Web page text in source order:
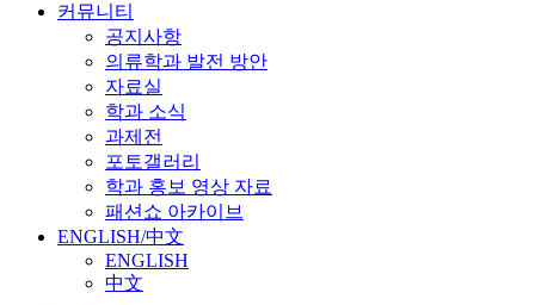
커뮤니티
공지사항
의류학과 발전 방안
자료실
학과 소식
과제전
포토갤러리
학과 홍보 영상 자료
패션쇼 아카이브
ENGLISH/中文
ENGLISH
中文